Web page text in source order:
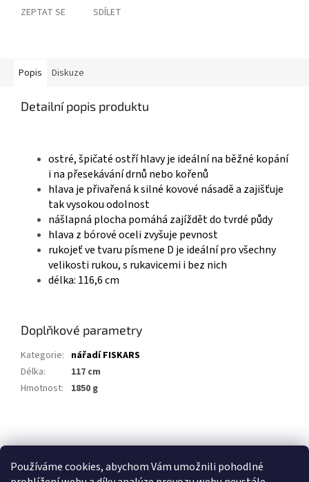
Používáme cookies, abychom Vám umožnili pohodlné
ZEPTAT SE SDÍLET
Popis Diskuze
Detailní popis produktu
ostré, špičaté ostří hlavy je ideální na běžné kopání
i na přesekávání drnů nebo kořenů
hlava je přivařená k silné kovové násadě a zajišťuje
tak vysokou odolnost
nášlapná plocha pomáhá zajíždět do tvrdé půdy
hlava z bórové oceli zvyšuje pevnost
rukojeť ve tvaru písmene D je ideální pro všechny
velikosti rukou, s rukavicemi i bez nich
délka: 116,6 cm
Doplňkové parametry
Kategorie: nářadí FISKARS
Délka:
117 cm
Hmotnost: 1850 g
á